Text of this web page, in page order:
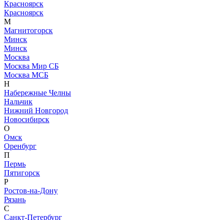
Красноярск
Красноярск
М
Магнитогорск
Минск
Минск
Москва
Москва Мир СБ
Москва МСБ
Н
Набережные Челны
Нальчик
Нижний Новгород
Новосибирск
О
Омск
Оренбург
П
Пермь
Пятигорск
Р
Ростов-на-Дону
Рязань
С
Санкт-Петербург